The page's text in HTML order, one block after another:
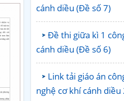
cánh diều (Đề số 7)
Đề thi giữa kì 1
cánh diều (Đề số 6)
Link tải giáo án
nghệ cơ khí cánh diều